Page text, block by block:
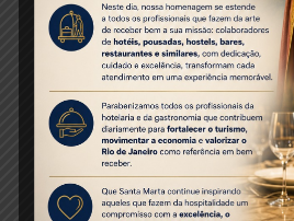
transferência das
Regional de Aviação Civil
que deverá ser anunciada
Fonte:Mercado&Eventos